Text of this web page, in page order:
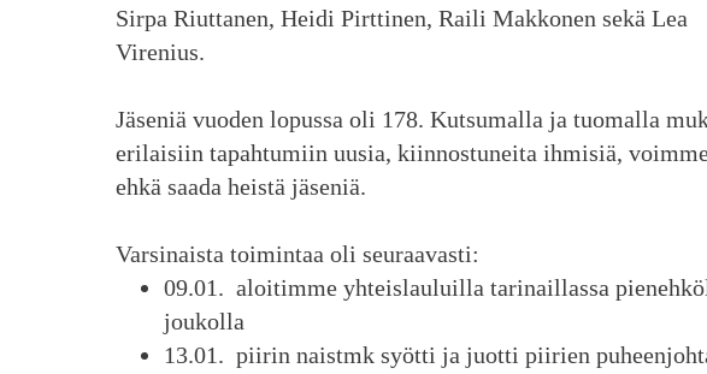
Sirpa Riuttanen, Heidi Pirttinen, Raili Makkonen sekä Lea
Virenius.
Jäseniä vuoden lopussa oli 178. Kutsumalla ja tuomalla
erilaisiin tapahtumiin uusia, kiinnostuneita ihmisiä,
ehkä saada heistä jäseniä.
Varsinaista toimintaa oli seuraavasti:
09.01. aloitimme yhteislauluilla tarinaillassa
joukolla
13.01. piirin naistmk syötti ja juotti piirien